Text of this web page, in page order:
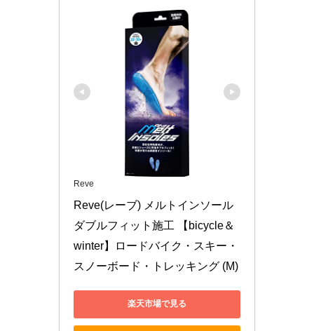
Reve
Reve(レーブ) メルトインソール
ダブルフィット施工 【bicycle＆
winter】ロードバイク・スキー・
スノーボード・トレッキング (M)
楽天市場で見る